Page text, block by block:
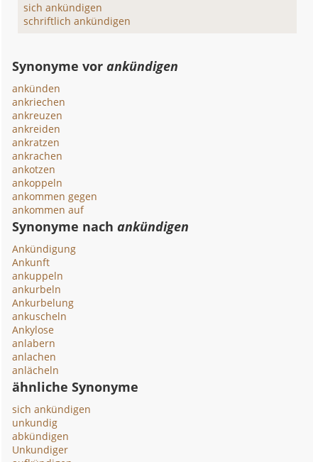
sich ankündigen
schriftlich ankündigen
Synonyme vorankündigen
ankünden
ankriechen
ankreuzen
ankreiden
ankratzen
ankrachen
ankotzen
ankoppeln
ankommen gegen
ankommen auf
Synonyme nachankündigen
Ankündigung
Ankunft
ankuppeln
ankurbeln
Ankurbelung
ankuscheln
Ankylose
anlabern
anlachen
anlächeln
ähnliche Synonyme
sich ankündigen
unkundig
abkündigen
Unkundiger